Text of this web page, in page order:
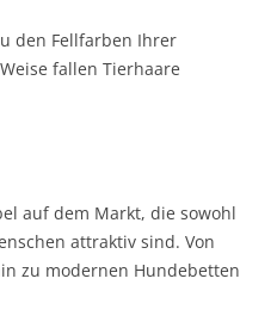
den Fellfarben Ihrer
fallen Tierhaare
auf dem Markt, die sowohl
attraktiv sind. Von
zu modernen Hundebetten